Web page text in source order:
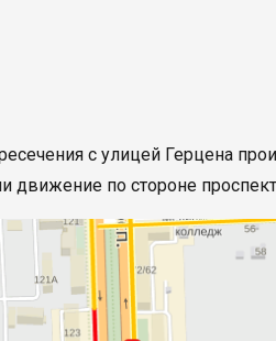
с улицей Герцена
движение по стороне